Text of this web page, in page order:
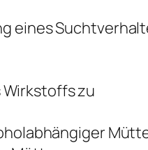
eines
zu